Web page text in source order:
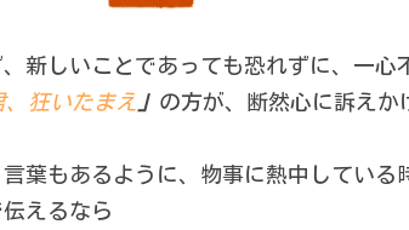
新しいことであっても恐れずに、一心
、狂いたまえ 」 の方が、断然心に訴えか
葉もあるように、物事に熱中している
えるなら